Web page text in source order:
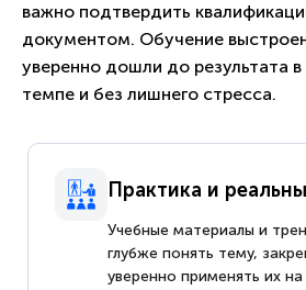
важно подтвердить
документом. Обучение
уверенно дошли до результата
темпе и без лишнего стресса.
Практика и
Учебные материалы и
глубже понять тему,
уверенно применять их на